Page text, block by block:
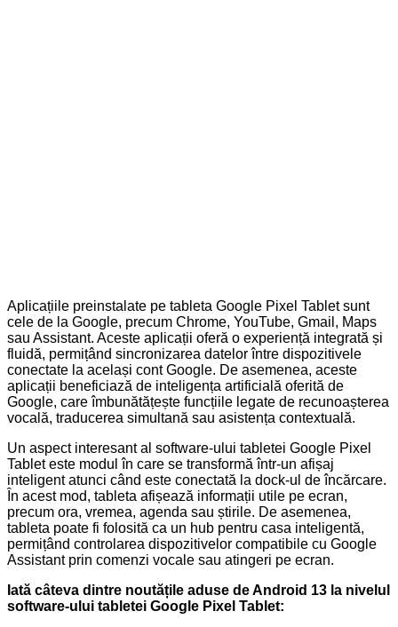
Aplicațiile preinstalate pe tableta Google Pixel Tablet sunt
cele de la Google, precum Chrome, YouTube, Gmail, Maps
sau Assistant. Aceste aplicații oferă o experiență integrată și
fluidă, permițând sincronizarea datelor între dispozitivele
conectate la același cont Google. De asemenea, aceste
aplicații beneficiază de inteligența artificială oferită de
Google, care îmbunătățește funcțiile legate de recunoașterea
vocală, traducerea simultană sau asistența contextuală.
Un aspect interesant al software-ului tabletei Google Pixel
Tablet este modul în care se transformă într-un afișaj
inteligent atunci când este conectată la dock-ul de încărcare.
În acest mod, tableta afișează informații utile pe ecran,
precum ora, vremea, agenda sau știrile. De asemenea,
tableta poate fi folosită ca un hub pentru casa inteligentă,
permițând controlarea dispozitivelor compatibile cu Google
Assistant prin comenzi vocale sau atingeri pe ecran.
Iată câteva dintre noutățile aduse de Android 13 la nivelul
software-ului tabletei Google Pixel Tablet: